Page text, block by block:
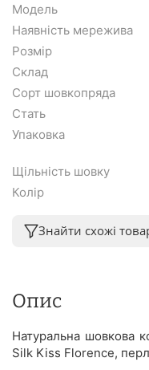
Модель
Наявність мережива
Розмір
Склад
Сорт шовкопряда
Стать
Упаковка
Щільність шовку
Колір
Знайти схожі
Опис
Натуральна шовкова
Silk Kiss Florence,